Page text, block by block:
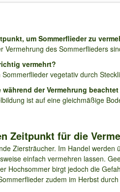
um Sommerflieder zu
Vermehrung des Sommerflieders
vermehrt?
vegetativ durch
der Vermehrung
ist auf eine gleichmäßige
Zeitpunkt für die
Ziersträucher. Im Handel
einfach vermehren lassen.
Hochsommer birgt jedoch die
zudem im Herbst